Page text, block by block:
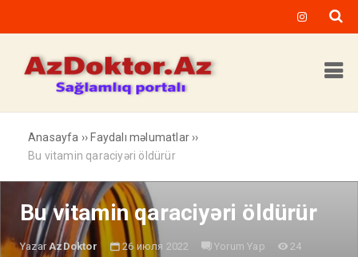
Anasayfa ›› Faydalı məlumatlar ››
Bu vitamin qaraciyəri öldürür
Bu vitamin qaraciyəri öldürür
Yazar AzDoktor 26 июля 2022 Yorum Yap
24